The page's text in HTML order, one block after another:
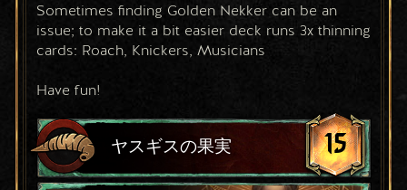
ヤスギスの果実 15
Sometimes finding Golden Nekker can be an
issue; to make it a bit easier deck runs 3x thinning
cards: Roach, Knickers, Musicians
Have fun!